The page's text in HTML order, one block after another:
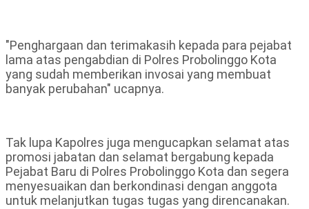
"Penghargaan dan terimakasih kepada para pejabat
lama atas pengabdian di Polres Probolinggo Kota
yang sudah memberikan invosai yang membuat
banyak perubahan" ucapnya.
Tak lupa Kapolres juga mengucapkan selamat atas
promosi jabatan dan selamat bergabung kepada
Pejabat Baru di Polres Probolinggo Kota dan segera
menyesuaikan dan berkondinasi dengan anggota
untuk melanjutkan tugas tugas yang direncanakan.